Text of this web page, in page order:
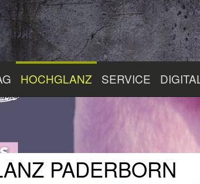
HOCHGLANZ SERVICE
PADERBORN